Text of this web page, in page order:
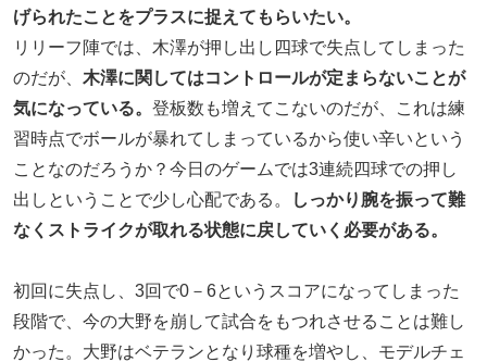
げられたことをプラスに捉えてもらいたい。
リリーフ陣では、木澤が押し出し四球で失点してしまった
のだが、 木澤に関してはコントロールが定まらないことが
気になっている。 登板数も増えてこないのだが、これは練
習時点でボールが暴れてしまっているから使い辛いという
ことなのだろうか？今日のゲームでは3連続四球での押し
出しということで少し心配である。
しっかり腕を振って難
なくストライクが取れる状態に戻していく必要がある。
初回に失点し、3回で0－6というスコアになってしまった
段階で、今の大野を崩して試合をもつれさせることは難し
かった。大野はベテランとなり球種を増やし、モデルチェ